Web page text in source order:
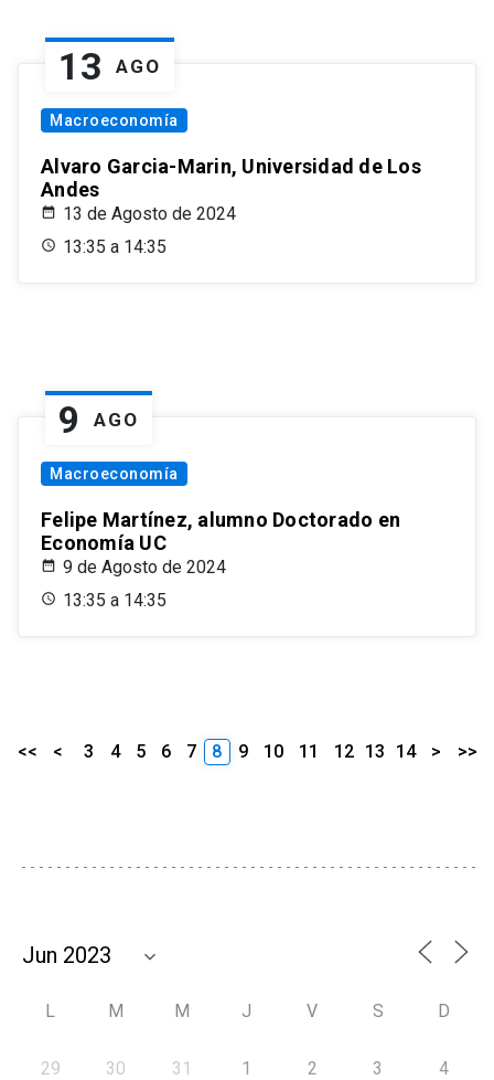
13 AGO
Macroeconomía
Alvaro Garcia-Marin, Universidad de Los
Andes
13 de Agosto de 2024
13:35 a 14:35
9 AGO
Macroeconomía
Felipe Martínez, alumno Doctorado en
Economía UC
9 de Agosto de 2024
13:35 a 14:35
<< < 3 4 5 6 7 8 9 10 11 12 13 14 > >>
L M M J V S D
29 30 31 1 2 3 4